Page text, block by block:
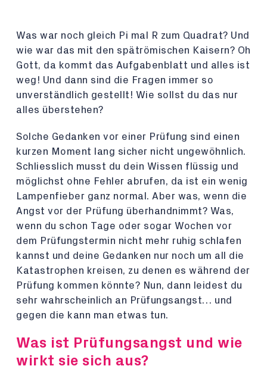
Was war noch gleich Pi mal R zum Quadrat? Und
wie war das mit den spätrömischen Kaisern? Oh
Gott, da kommt das Aufgabenblatt und alles ist
weg! Und dann sind die Fragen immer so
unverständlich gestellt! Wie sollst du das nur
alles überstehen?
Solche Gedanken vor einer Prüfung sind einen
kurzen Moment lang sicher nicht ungewöhnlich.
Schliesslich musst du dein Wissen flüssig und
möglichst ohne Fehler abrufen, da ist ein wenig
Lampenfieber ganz normal. Aber was, wenn die
Angst vor der Prüfung überhandnimmt? Was,
wenn du schon Tage oder sogar Wochen vor
dem Prüfungstermin nicht mehr ruhig schlafen
kannst und deine Gedanken nur noch um all die
Katastrophen kreisen, zu denen es während der
Prüfung kommen könnte? Nun, dann leidest du
sehr wahrscheinlich an Prüfungsangst… und
gegen die kann man etwas tun.
Was ist Prüfungsangst und wie
wirkt sie sich aus?